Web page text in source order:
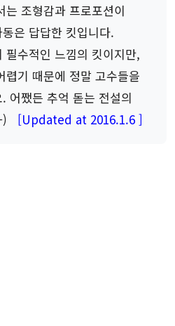
는 조형감과 프로포션이
은 답답한 킷입니다.
필수적인 느낌의 킷이지만,
렵기 때문에 정말 고수들을
어쨌든 추억 돋는 전설의
[Updated at 2016.1.6 ]